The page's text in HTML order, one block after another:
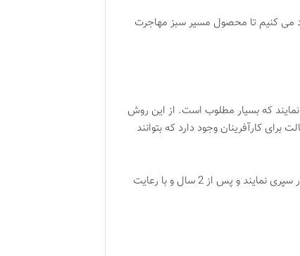
می کنیم تا محصول مسیر سبز مهاجرت
نمایند که بسیار مطلوب است. از این روش
نیز به افرادی که قصد کارآفرینی در این کشور را دارند اقامت و بعد از مدتی تابعیت اعطا می کند. به طور کلی 3 حالت برای کارآفرینان وجود دارد که بتوانند
افرادی که یکی از این 3 روش را انتخاب کنند از ابتدا اقامت موقت دریافت می کنند که در هر سال باید 3 ماه را در خاک این کشور سپری نمایند و پس از 2 سال و با رعایت